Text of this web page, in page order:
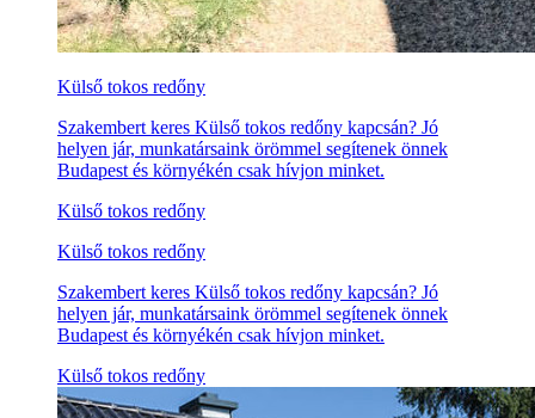
Külső tokos redőny
Szakembert keres Külső tokos redőny kapcsán? Jó
helyen jár, munkatársaink örömmel segítenek önnek
Budapest és környékén csak hívjon minket.
Külső tokos redőny
Külső tokos redőny
Szakembert keres Külső tokos redőny kapcsán? Jó
helyen jár, munkatársaink örömmel segítenek önnek
Budapest és környékén csak hívjon minket.
Külső tokos redőny